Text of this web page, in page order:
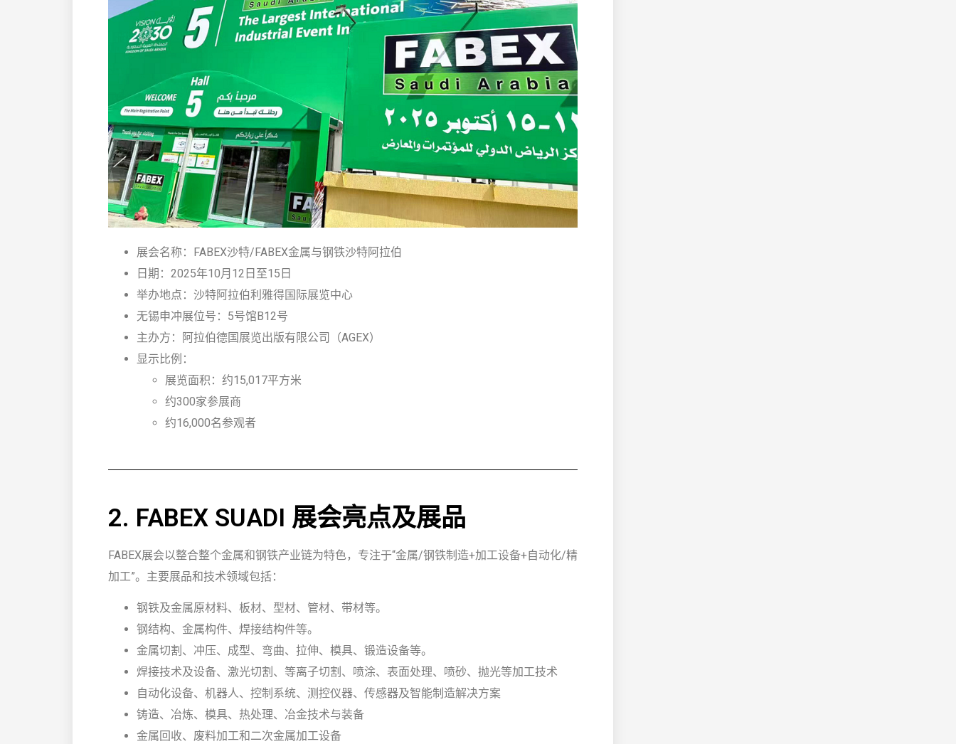
展会名称：FABEX沙特/FABEX金属与钢铁沙特阿拉伯
日期：2025年10月12日至15日
举办地点：沙特阿拉伯利雅得国际展览中心
无锡申冲展位号：5号馆B12号
主办方：阿拉伯德国展览出版有限公司（AGEX）
显示比例：
展览面积：约15,017平方米
约300家参展商
约16,000名参观者
2. FABEX SUADI 展会亮点及展品
FABEX展会以整合整个金属和钢铁产业链为特色，专注于“金属/钢铁制造+加工设备+自动化/精
加工”。主要展品和技术领域包括：
钢铁及金属原材料、板材、型材、管材、带材等。
钢结构、金属构件、焊接结构件等。
金属切割、冲压、成型、弯曲、拉伸、模具、锻造设备等。
焊接技术及设备、激光切割、等离子切割、喷涂、表面处理、喷砂、抛光等加工技术
自动化设备、机器人、控制系统、测控仪器、传感器及智能制造解决方案
铸造、冶炼、模具、热处理、冶金技术与装备
金属回收、废料加工和二次金属加工设备